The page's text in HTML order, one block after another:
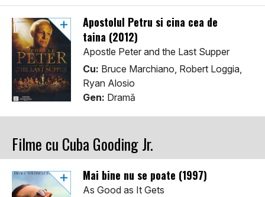
Apostolul Petru si cina cea de
taina (2012)
Apostle Peter and the Last Supper
Cu: Bruce Marchiano, Robert Loggia,
Ryan Alosio
Gen: Dramă
Filme cu Cuba Gooding Jr.
Mai bine nu se poate (1997)
As Good as It Gets